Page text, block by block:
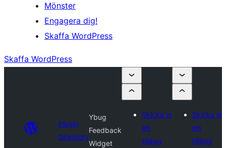
Mönster
Engagera dig!
Skaffa WordPress
Skaffa WordPress
Plugin
Directory
Ybug
Feedback
Widget
Skicka in
ett
tillägg
Skicka in
ett
tillägg